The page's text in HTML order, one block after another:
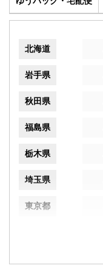
北海道
岩手県
秋田県
福島県
栃木県
埼玉県
東京都